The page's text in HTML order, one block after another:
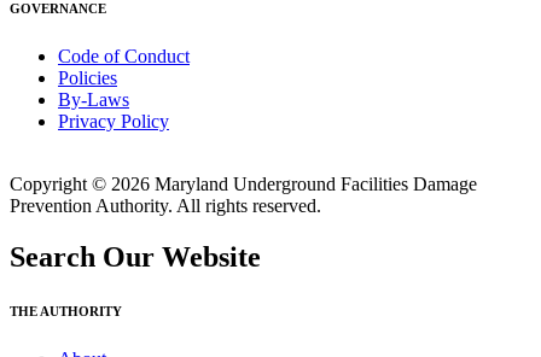
GOVERNANCE
Code of Conduct
Policies
By-Laws
Privacy Policy
Copyright © 2026 Maryland Underground Facilities Damage
Prevention Authority. All rights reserved.
Search Our Website
THE AUTHORITY